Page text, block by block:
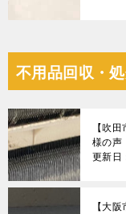
不用品回収・
【吹
様の声
更新日
【大